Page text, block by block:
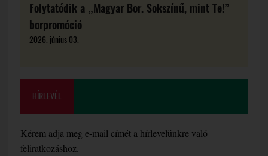
Folytatódik a „Magyar Bor. Sokszínű, mint Te!”
borpromóció
2026. június 03.
HÍRLEVÉL
Kérem adja meg e-mail címét a hírlevelünkre való
feliratkozáshoz.